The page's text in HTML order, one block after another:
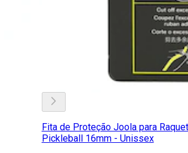
Fita de Proteção Joola para
Pickleball 16mm - Unissex